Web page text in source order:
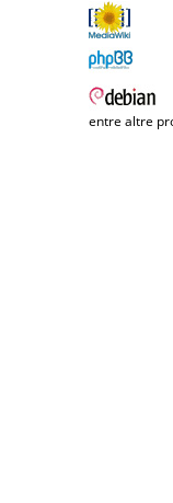
entre altre